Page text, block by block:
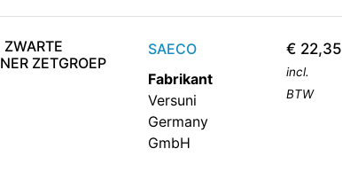
ZETGROEP
SAECO
Fabrikant
Versuni
Germany
GmbH
€ 22,35
incl.
BTW